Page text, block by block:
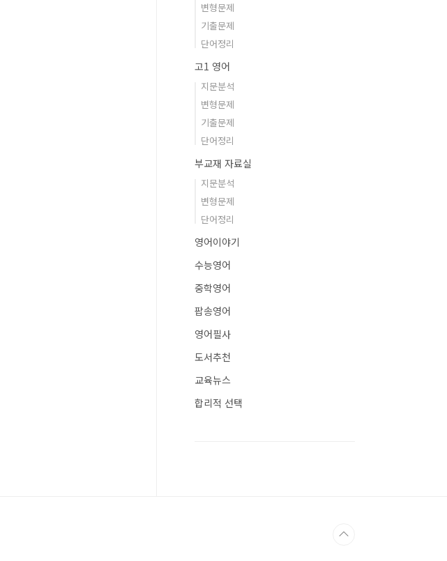
변형문제
기출문제
단어정리
고1 영어
지문분석
변형문제
기출문제
단어정리
부교재 자료실
지문분석
변형문제
단어정리
영어이야기
수능영어
중학영어
팝송영어
영어필사
도서추천
교육뉴스
합리적 선택